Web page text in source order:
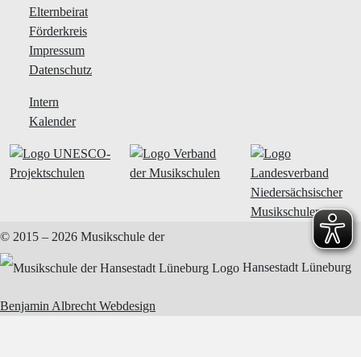
Elternbeirat
Förderkreis
Impressum
Datenschutz
Intern
Kalender
© 2015 – 2026 Musikschule der
Hansestadt Lüneburg
Benjamin Albrecht Webdesign